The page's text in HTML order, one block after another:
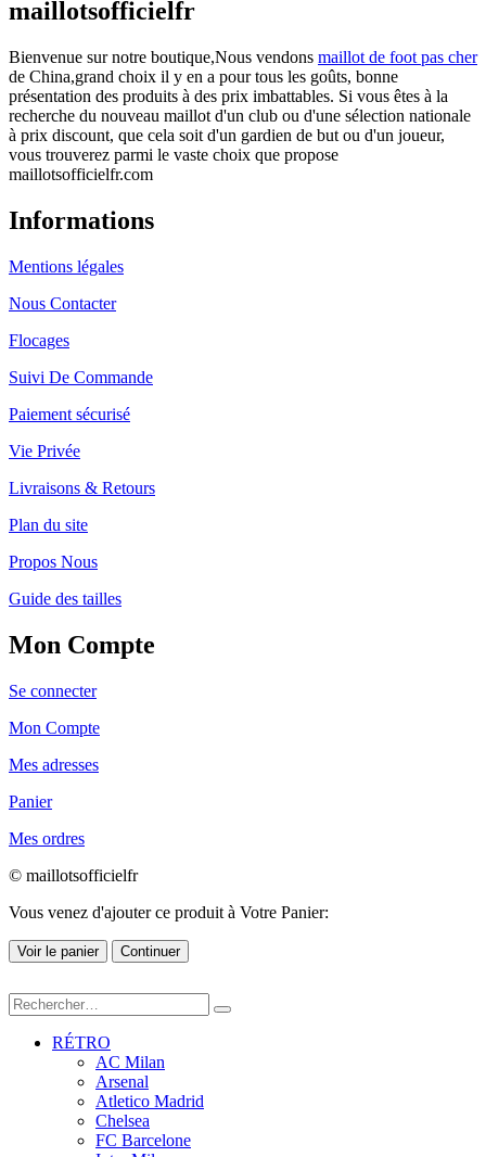
maillotsofficielfr
Bienvenue sur notre boutique,Nous vendons maillot de foot pas cher
de China,grand choix il y en a pour tous les goûts, bonne
présentation des produits à des prix imbattables. Si vous êtes à la
recherche du nouveau maillot d'un club ou d'une sélection nationale
à prix discount, que cela soit d'un gardien de but ou d'un joueur,
vous trouverez parmi le vaste choix que propose
maillotsofficielfr.com
Informations
Mentions légales
Nous Contacter
Flocages
Suivi De Commande
Paiement sécurisé
Vie Privée
Livraisons & Retours
Plan du site
Propos Nous
Guide des tailles
Mon Compte
Se connecter
Mon Compte
Mes adresses
Panier
Mes ordres
© maillotsofficielfr
Vous venez d'ajouter ce produit à Votre Panier:
Voir le panier Continuer
RÉTRO
AC Milan
Arsenal
Atletico Madrid
Chelsea
FC Barcelone